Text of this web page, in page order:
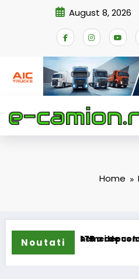
August 8, 2026
Home
Noutati
schemei de
STB a depus la